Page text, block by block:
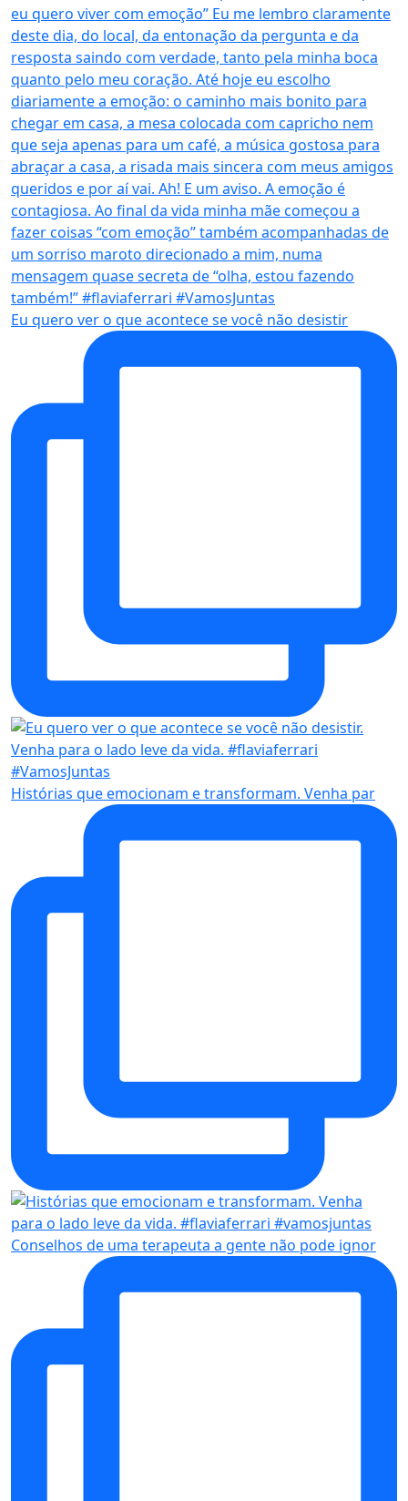
Eu quero ver o que acontece se você não desistir
Histórias que emocionam e transformam. Venha par
Conselhos de uma terapeuta a gente não pode ignor